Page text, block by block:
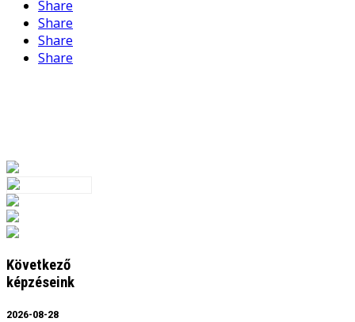
Share
Share
Share
Share
Következő
képzéseink
2026-08-28